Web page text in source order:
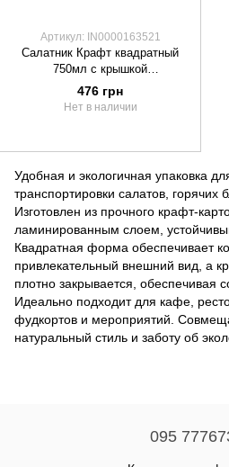
Артикул: IN0000163521
Салатник Крафт квадратный
750мл с крышкой
152х152х54мм 50шт
476 грн
Нет в наличии
Удобная и экологичная упаковка
транспортировки салатов, горячих
Изготовлен из прочного крафт-
ламинированным слоем,
Квадратная форма обеспечивает
привлекательный внешний вид, а
плотно закрывается, обеспечивая
Идеально подходит для кафе,
фудкортов и мероприятий.
натуральный стиль и заботу об
095